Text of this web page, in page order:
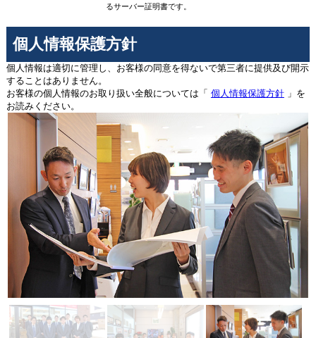
るサーバー証明書です。
個人情報保護方針
個人情報は適切に管理し、お客様の同意を得ないで第三者に提供及び開示
することはありません。
お客様の個人情報のお取り扱い全般については「 個人情報保護方針」を
お読みください。